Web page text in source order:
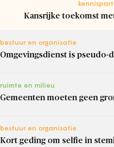
Kansrijke toekomst
bestuur en organisatie
Omgevingsdienst is pseudo-
ruimte en milieu
Gemeenten moeten geen
bestuur en organisatie
Kort geding om selfie in